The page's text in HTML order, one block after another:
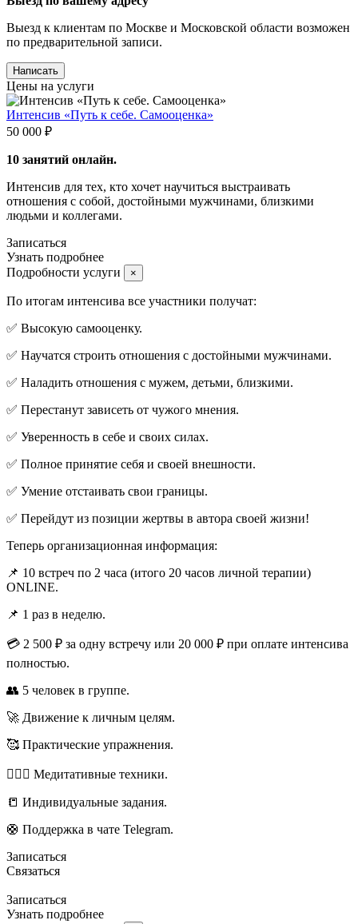
Выезд к клиентам по Москве и Московской области возможен
по предварительной записи.
Написать
Цены на услуги
Интенсив «Путь к себе. Самооценка»
50 000 ₽
10 занятий онлайн.
Интенсив для тех, кто хочет научиться выстраивать
отношения с собой, достойными мужчинами, близкими
людьми и коллегами.
Записаться
Узнать подробнее
Подробности услуги
×
По итогам интенсива все участники получат:
✅ Высокую самооценку.
✅ Научатся строить отношения с достойными мужчинами.
✅ Наладить отношения с мужем, детьми, близкими.
✅ Перестанут зависеть от чужого мнения.
✅ Уверенность в себе и своих силах.
✅ Полное принятие себя и своей внешности.
✅ Умение отстаивать свои границы.
✅ Перейдут из позиции жертвы в автора своей жизни!
Теперь организационная информация:
📌 10 встреч по 2 часа (итого 20 часов личной терапии)
ONLINE.
📌 1 раз в неделю.
💳 2 500 ₽ за одну встречу или 20 000 ₽ при оплате интенсива
полностью.
👥 5 человек в группе.
🚀 Движение к личным целям.
🥰 Практические упражнения.
🧘🏼‍♀️ Медитативные техники.
📒 Индивидуальные задания.
🛟 Поддержка в чате Telegram.
Записаться
Связаться
Записаться
Узнать подробнее